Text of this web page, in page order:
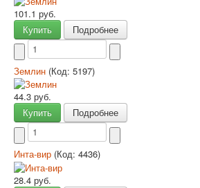
101.1 руб.
Купить
Подробнее
Землин (Код: 5197)
44.3 руб.
Купить
Подробнее
Инта-вир (Код: 4436)
28.4 руб.